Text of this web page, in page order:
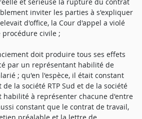
inviter les parties à s'expliquer
d'office, la Cour d'appel a violé
procédure civile ;
doit produire tous ses effets
par un représentant habilité de
; qu'en l'espèce, il était constant
la société RTP Sud et de la société
habilité à représenter chacune d'entre
constant que le contrat de travail,